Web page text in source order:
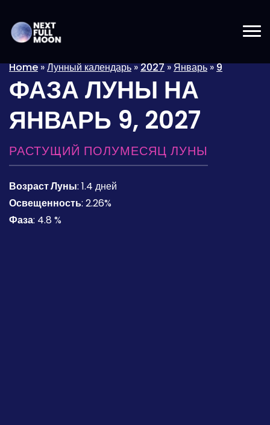
Home»Лунный календарь»2027»Январь»9
ФАЗА ЛУНЫ НА
ЯНВАРЬ 9, 2027
РАСТУЩИЙ ПОЛУМЕСЯЦ ЛУНЫ
Возраст Луны: 1.4 дней
Освещенность: 2.26%
Фаза: 4.8 %